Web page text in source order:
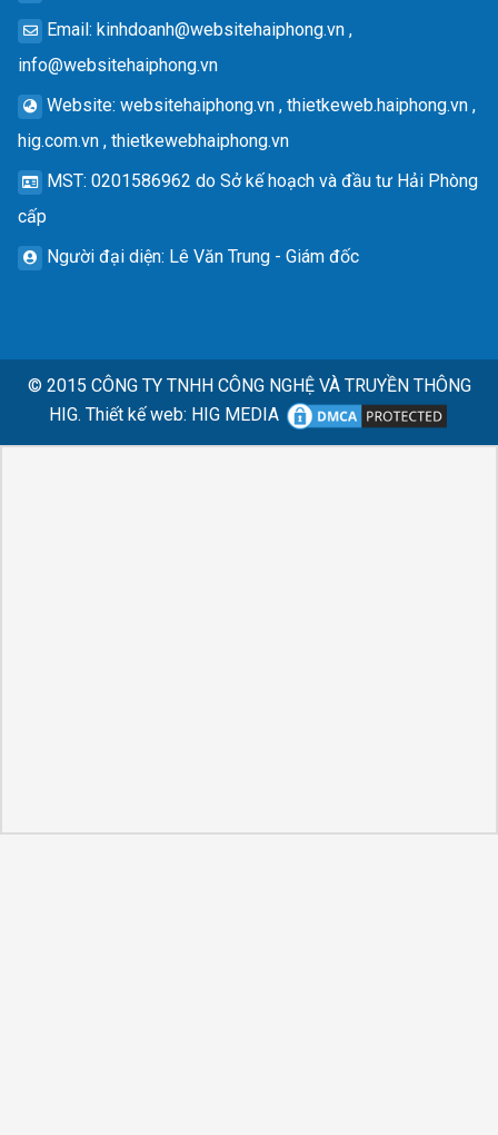
Email: kinhdoanh@websitehaiphong.vn ,
info@websitehaiphong.vn
Website: websitehaiphong.vn , thietkeweb.haiphong.vn ,
hig.com.vn , thietkewebhaiphong.vn
MST: 0201586962 do Sở kế hoạch và đầu tư Hải Phòng
cấp
Người đại diện: Lê Văn Trung - Giám đốc
© 2015 CÔNG TY TNHH CÔNG NGHỆ VÀ TRUYỀN THÔNG
HIG. Thiết kế web: HIG MEDIA